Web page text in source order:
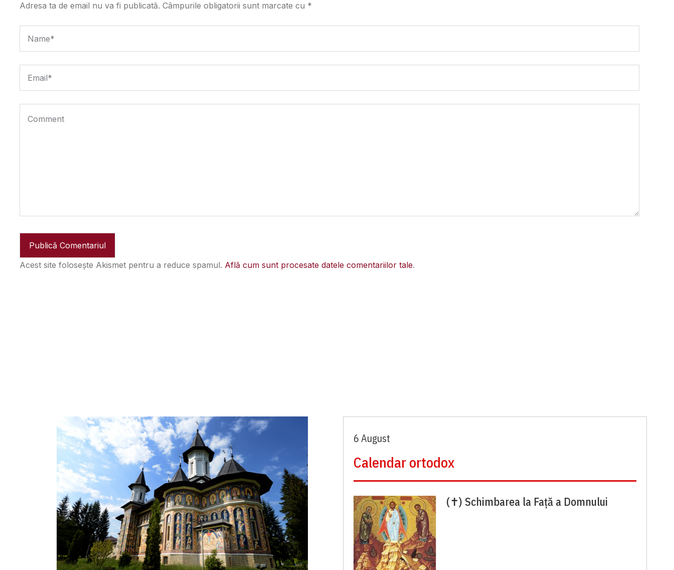
Adresa ta de email nu va fi publicată. Câmpurile obligatorii sunt marcate cu *
Acest site folosește Akismet pentru a reduce spamul. Află cum sunt procesate datele comentariilor tale.
6 August
Calendar ortodox
(✝) Schimbarea la Față a Domnului